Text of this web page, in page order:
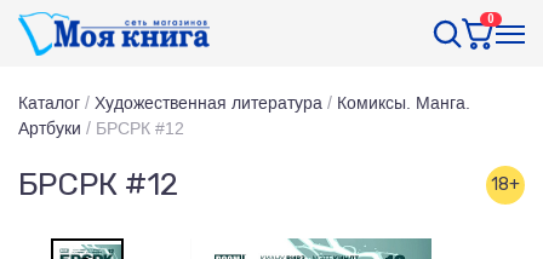
0
Каталог / Художественная литература / Комиксы. Манга.
Артбуки / БРСРК #12
БРСРК #12 18+